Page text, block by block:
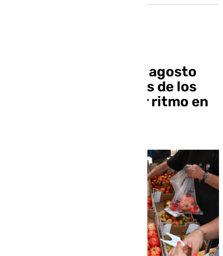
El IPC baja al 2,3% en agosto
tras crecer los precios de los
alimentos a su menor ritmo en